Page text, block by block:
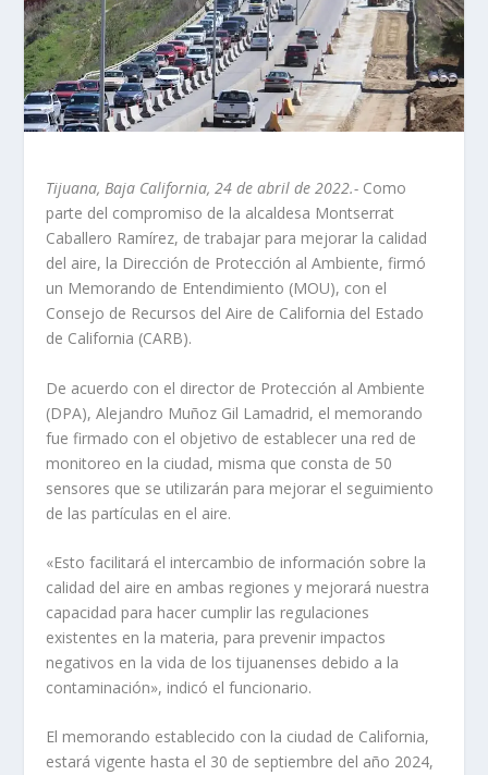
Tijuana, Baja California, 24 de abril de 2022.- Como
parte del compromiso de la alcaldesa Montserrat
Caballero Ramírez, de trabajar para mejorar la calidad
del aire, la Dirección de Protección al Ambiente, firmó
un Memorando de Entendimiento (MOU), con el
Consejo de Recursos del Aire de California del Estado
de California (CARB).
De acuerdo con el director de Protección al Ambiente
(DPA), Alejandro Muñoz Gil Lamadrid, el memorando
fue firmado con el objetivo de establecer una red de
monitoreo en la ciudad, misma que consta de 50
sensores que se utilizarán para mejorar el seguimiento
de las partículas en el aire.
«Esto facilitará el intercambio de información sobre la
calidad del aire en ambas regiones y mejorará nuestra
capacidad para hacer cumplir las regulaciones
existentes en la materia, para prevenir impactos
negativos en la vida de los tijuanenses debido a la
contaminación», indicó el funcionario.
El memorando establecido con la ciudad de California,
estará vigente hasta el 30 de septiembre del año 2024,